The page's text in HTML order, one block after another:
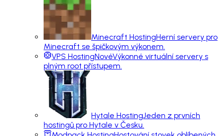
Minecraft HostingHerní servery pro
Minecraft se špičkovým výkonem.
VPS HostingNovéVýkonné virtuální servery s
plným root přístupem.
Hytale HostingJeden z prvních
hostingů pro Hytale v Česku.